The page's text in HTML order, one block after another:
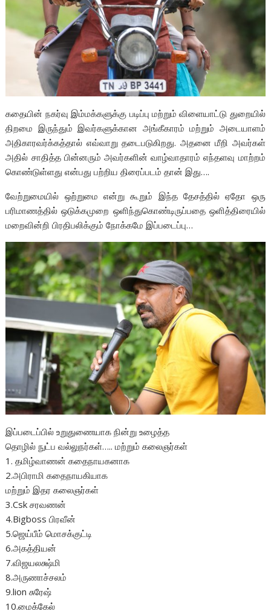
கதையின் நகர்வு இம்மக்களுக்கு படிப்பு மற்றும் விளையாட்டு துறையில்
திறமை இருந்தும் இவர்களுக்கான அங்கீகாரம் மற்றும் அடையாளம்
அதிகாரவர்க்கத்தால் எவ்வாறு தடைபடுகிறது. அதனை மீறி அவர்கள்
அதில் சாதித்த பின்னரும் அவர்களின் வாழ்வாதாரம் எந்தளவு மாற்றம்
கொண்டுள்ளது என்பது பற்றிய திரைப்படம் தான் இது….
வேற்றுமையில் ஒற்றுமை என்று கூறும் இந்த தேசத்தில் ஏதோ ஒரு
பரிமாணத்தில் ஒடுக்கமுறை ஒளிந்துகொண்டிருப்பதை ஒளித்திரையில்
மறைவின்றி பிரதிபலிக்கும் நோக்கமே இப்படைப்பு…
இப்படைப்பில் உறுதுணையாக நின்று உழைத்த
தொழில் நுட்ப வல்லுநர்கள்….. மற்றும் கலைஞர்கள்
1. தமிழ்வாணன் கதைநாயகனாக
2.அபிராமி கதைநாயகியாக
மற்றும் இதர கலைஞர்கள்
3.Csk சரவணன்
4.Bigboss பிரவீன்
5.ஜெய்பீம் மொசக்குட்டி
6.அகத்தியன்
7.விஜயலக்ஷ்மி
8.அருணாச்சலம்
9.lion சுரேஷ்
10.மைக்கேல்